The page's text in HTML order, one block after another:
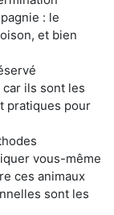
: le
et bien
ils sont les
pratiques pour
vous-même
ces animaux
sont les